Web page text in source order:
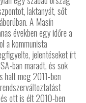
laktanyát, sőt
A Masín
években egy időre a
a kommunista
jelentéseket írt
ban maradt, és sok
halt meg 2011-ben
ott is élt 2010-ben